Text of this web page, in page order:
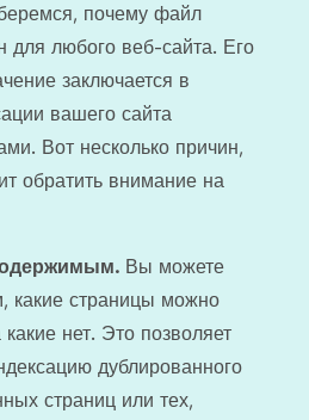
почему файл
любого веб-сайта. Его
заключается в
вашего сайта
Вот несколько причин,
обратить внимание на
Вы можете
какие страницы можно
нет. Это позволяет
дублированного
страниц или тех,